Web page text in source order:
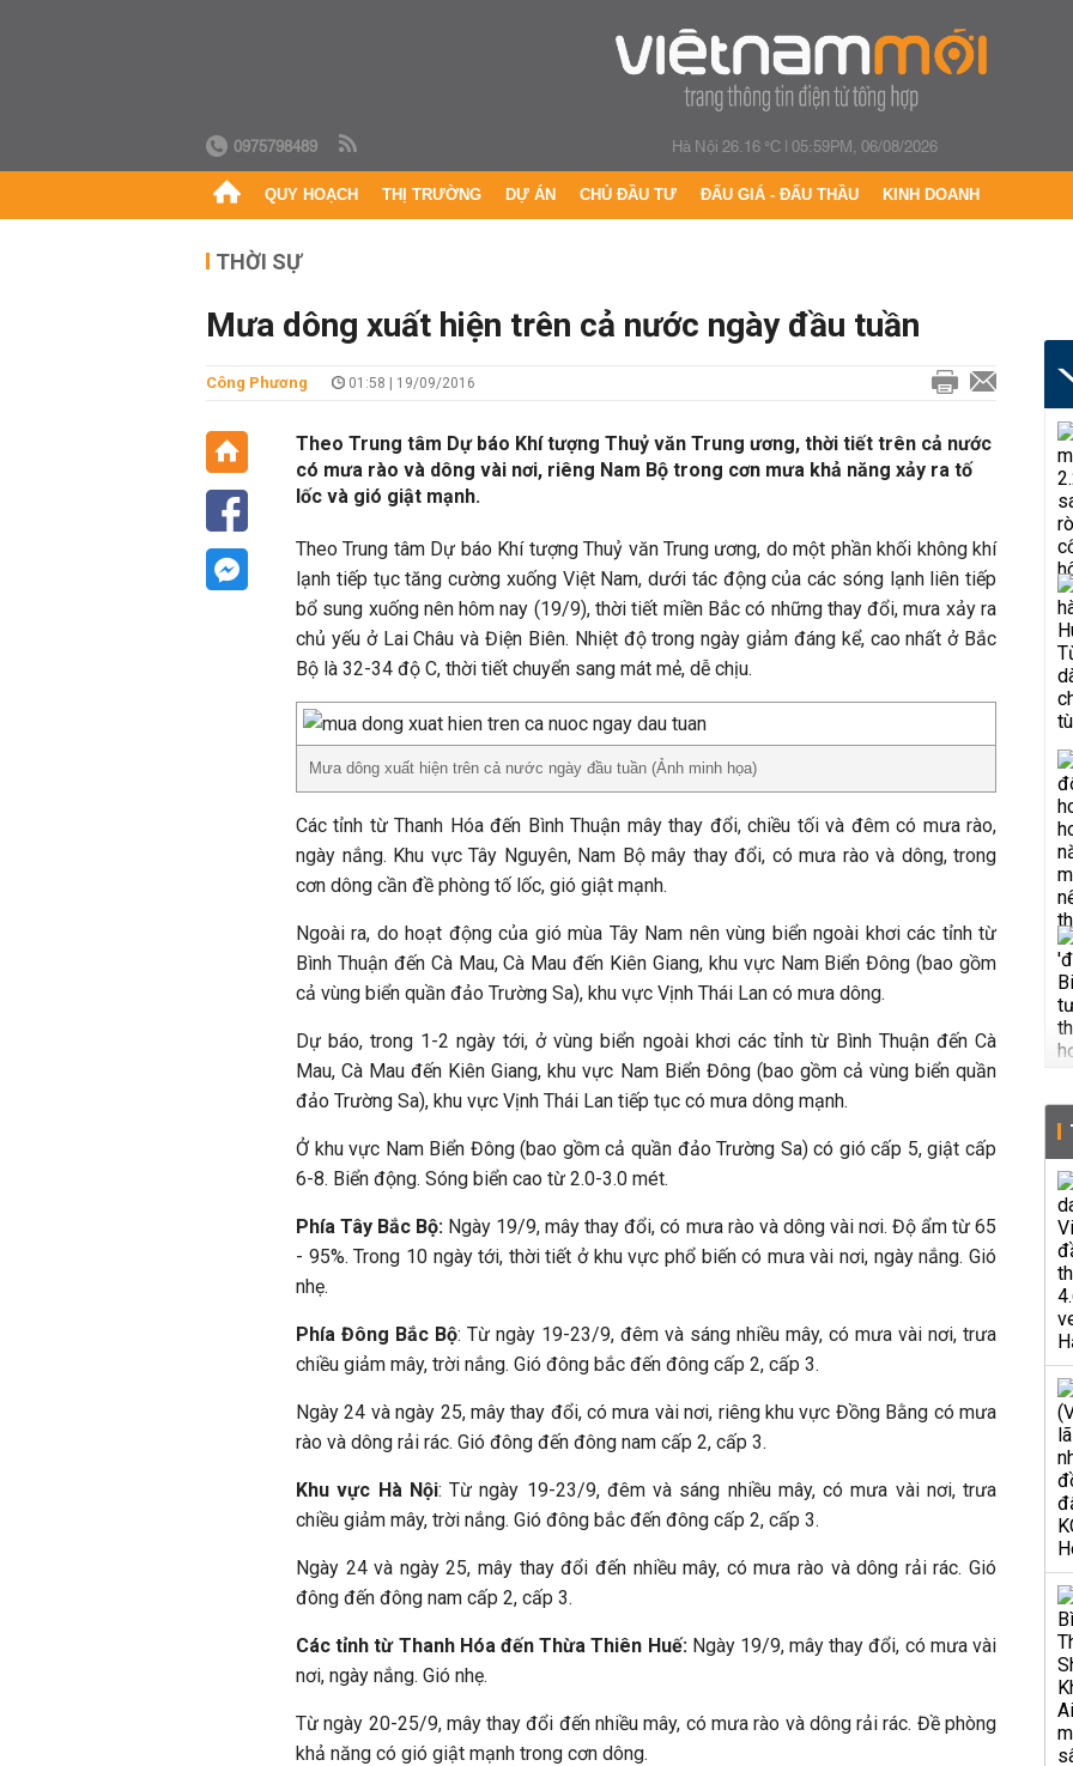
0975798489 Hà Nội 26.16 °C|05:59PM, 06/08/2026
QUY HOẠCH THỊ TRƯỜNG DỰ ÁN CHỦ ĐẦU TƯ ĐẤU GIÁ - ĐẤU THẦU KINH DOANH
THỜI SỰ
Mưa dông xuất hiện trên cả nước ngày đầu tuần
Công Phương 01:58 | 19/09/2016
Theo Trung tâm Dự báo Khí tượng Thuỷ văn Trung ương, thời tiết trên cả nước
có mưa rào và dông vài nơi, riêng Nam Bộ trong cơn mưa khả năng xảy ra tố
lốc và gió giật mạnh.
Theo Trung tâm Dự báo Khí tượng Thuỷ văn Trung ương, do một phần khối không khí
lạnh tiếp tục tăng cường xuống Việt Nam, dưới tác động của các sóng lạnh liên tiếp
bổ sung xuống nên hôm nay (19/9), thời tiết miền Bắc có những thay đổi, mưa xảy ra
chủ yếu ở Lai Châu và Điện Biên. Nhiệt độ trong ngày giảm đáng kể, cao nhất ở Bắc
Bộ là 32-34 độ C, thời tiết chuyển sang mát mẻ, dễ chịu.
Mưa dông xuất hiện trên cả nước ngày đầu tuần (Ảnh minh họa)
Các tỉnh từ Thanh Hóa đến Bình Thuận mây thay đổi, chiều tối và đêm có mưa rào,
ngày nắng. Khu vực Tây Nguyên, Nam Bộ mây thay đổi, có mưa rào và dông, trong
cơn dông cần đề phòng tố lốc, gió giật mạnh.
Ngoài ra, do hoạt động của gió mùa Tây Nam nên vùng biển ngoài khơi các tỉnh từ
Bình Thuận đến Cà Mau, Cà Mau đến Kiên Giang, khu vực Nam Biển Đông (bao gồm
cả vùng biển quần đảo Trường Sa), khu vực Vịnh Thái Lan có mưa dông.
Dự báo, trong 1-2 ngày tới, ở vùng biển ngoài khơi các tỉnh từ Bình Thuận đến Cà
Mau, Cà Mau đến Kiên Giang, khu vực Nam Biển Đông (bao gồm cả vùng biển quần
đảo Trường Sa), khu vực Vịnh Thái Lan tiếp tục có mưa dông mạnh.
Ở khu vực Nam Biển Đông (bao gồm cả quần đảo Trường Sa) có gió cấp 5, giật cấp
6-8. Biển động. Sóng biển cao từ 2.0-3.0 mét.
Phía Tây Bắc Bộ: Ngày 19/9, mây thay đổi, có mưa rào và dông vài nơi. Độ ẩm từ 65
- 95%. Trong 10 ngày tới, thời tiết ở khu vực phổ biến có mưa vài nơi, ngày nắng. Gió
nhẹ.
Phía Đông Bắc Bộ: Từ ngày 19-23/9, đêm và sáng nhiều mây, có mưa vài nơi, trưa
chiều giảm mây, trời nắng. Gió đông bắc đến đông cấp 2, cấp 3.
Ngày 24 và ngày 25, mây thay đổi, có mưa vài nơi, riêng khu vực Đồng Bằng có mưa
rào và dông rải rác. Gió đông đến đông nam cấp 2, cấp 3.
Khu vực Hà Nội: Từ ngày 19-23/9, đêm và sáng nhiều mây, có mưa vài nơi, trưa
chiều giảm mây, trời nắng. Gió đông bắc đến đông cấp 2, cấp 3.
Ngày 24 và ngày 25, mây thay đổi đến nhiều mây, có mưa rào và dông rải rác. Gió
đông đến đông nam cấp 2, cấp 3.
Các tỉnh từ Thanh Hóa đến Thừa Thiên Huế:Ngày 19/9, mây thay đổi, có mưa vài
nơi, ngày nắng. Gió nhẹ.
Từ ngày 20-25/9, mây thay đổi đến nhiều mây, có mưa rào và dông rải rác. Đề phòng
khả năng có gió giật mạnh trong cơn dông.